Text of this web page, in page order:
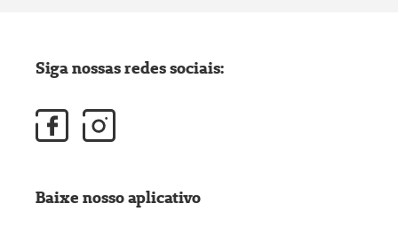
Siga nossas redes sociais:
Baixe nosso aplicativo